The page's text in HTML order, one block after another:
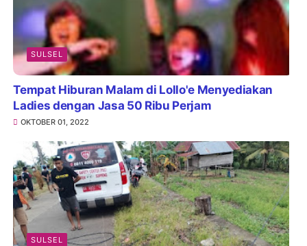
SULSEL
Tempat Hiburan Malam di Lollo'e Menyediakan
Ladies dengan Jasa 50 Ribu Perjam
OKTOBER 01, 2022
SULSEL